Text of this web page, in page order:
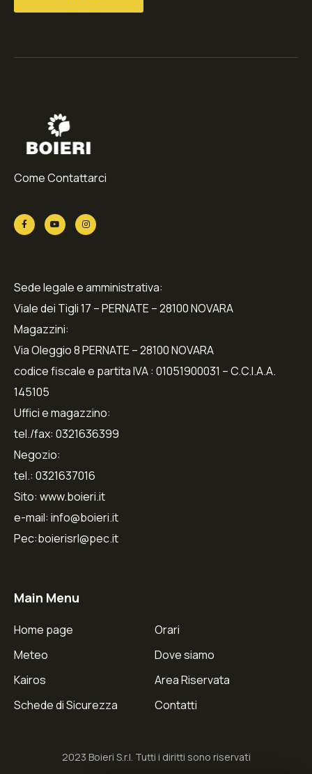
Come Contattarci
Sede legale e amministrativa:
Viale dei Tigli 17 – PERNATE – 28100 NOVARA
Magazzini:
Via Oleggio 8 PERNATE – 28100 NOVARA
codice fiscale e partita IVA : 01051900031 – C.C.I.A.A.
145105
Uffici e magazzino:
tel./fax: 0321636399
Negozio:
tel.: 0321637016
Sito: www.boieri.it
e-mail: info@boieri.it
Pec:boierisrl@pec.it
Main Menu
Home page
Meteo
Kairos
Schede di Sicurezza
Orari
Dove siamo
Area Riservata
Contatti
2023 Boieri S.r.l. Tutti i diritti sono riservati